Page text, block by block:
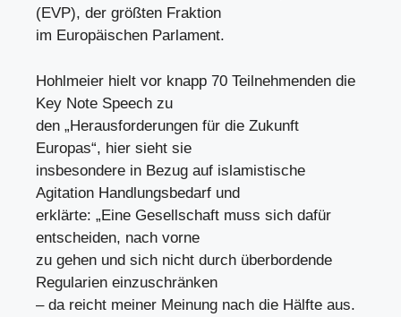
(EVP), der größten Fraktion
im Europäischen Parlament.
Hohlmeier hielt vor knapp 70 Teilnehmenden die
Key Note Speech zu
den „Herausforderungen für die Zukunft
Europas“, hier sieht sie
insbesondere in Bezug auf islamistische
Agitation Handlungsbedarf und
erklärte: „Eine Gesellschaft muss sich dafür
entscheiden, nach vorne
zu gehen und sich nicht durch überbordende
Regularien einzuschränken
– da reicht meiner Meinung nach die Hälfte aus.